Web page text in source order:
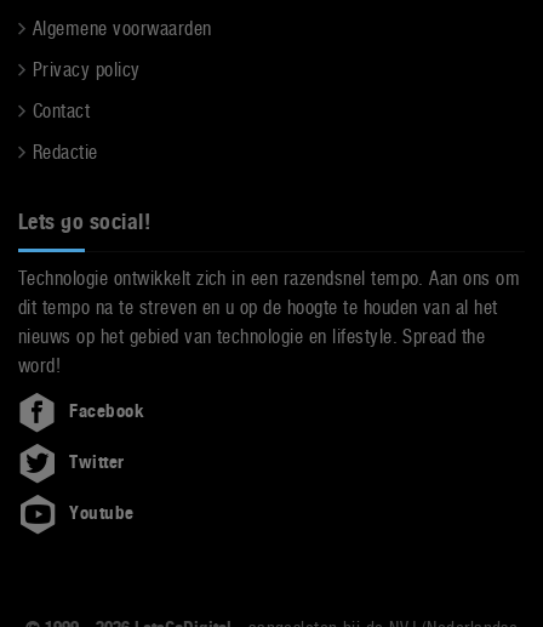
Algemene voorwaarden
Privacy policy
Contact
Redactie
Lets go social!
Technologie ontwikkelt zich in een razendsnel tempo. Aan ons om
dit tempo na te streven en u op de hoogte te houden van al het
nieuws op het gebied van technologie en lifestyle. Spread the
word!
Facebook
Twitter
Youtube